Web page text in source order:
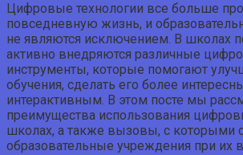
Цифровые технологии все больше
повседневную жизнь, и
не являются исключением. В школах
активно внедряются различные
инструменты, которые помогают
обучения, сделать его более
интерактивным. В этом посте мы
преимущества использования
школах, а также вызовы, с которыми
образовательные учреждения при их